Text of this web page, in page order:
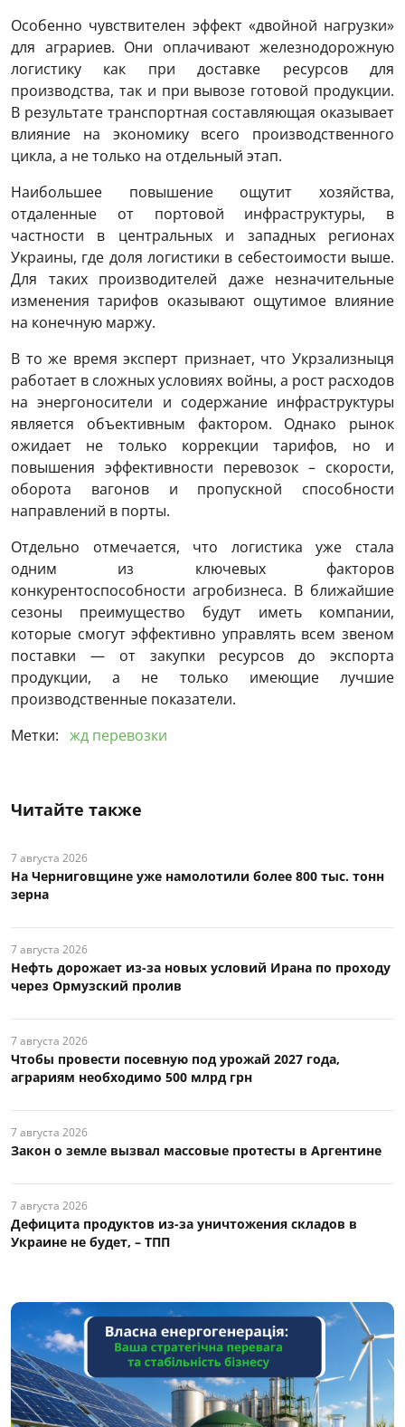
Особенно чувствителен эффект «двойной нагрузки»
для аграриев. Они оплачивают железнодорожную
логистику как при доставке ресурсов для
производства, так и при вывозе готовой продукции.
В результате транспортная составляющая оказывает
влияние на экономику всего производственного
цикла, а не только на отдельный этап.
Наибольшее повышение ощутит хозяйства,
отдаленные от портовой инфраструктуры, в
частности в центральных и западных регионах
Украины, где доля логистики в себестоимости выше.
Для таких производителей даже незначительные
изменения тарифов оказывают ощутимое влияние
на конечную маржу.
В то же время эксперт признает, что Укрзализныця
работает в сложных условиях войны, а рост расходов
на энергоносители и содержание инфраструктуры
является объективным фактором. Однако рынок
ожидает не только коррекции тарифов, но и
повышения эффективности перевозок – скорости,
оборота вагонов и пропускной способности
направлений в порты.
Отдельно отмечается, что логистика уже стала
одним из ключевых факторов
конкурентоспособности агробизнеса. В ближайшие
сезоны преимущество будут иметь компании,
которые смогут эффективно управлять всем звеном
поставки — от закупки ресурсов до экспорта
продукции, а не только имеющие лучшие
производственные показатели.
Метки: жд перевозки
Читайте также
7 августа 2026
На Черниговщине уже намолотили более 800 тыс. тонн
зерна
7 августа 2026
Нефть дорожает из-за новых условий Ирана по проходу
через Ормузский пролив
7 августа 2026
Чтобы провести посевную под урожай 2027 года,
аграриям необходимо 500 млрд грн
7 августа 2026
Закон о земле вызвал массовые протесты в Аргентине
7 августа 2026
Дефицита продуктов из-за уничтожения складов в
Украине не будет, – ТПП